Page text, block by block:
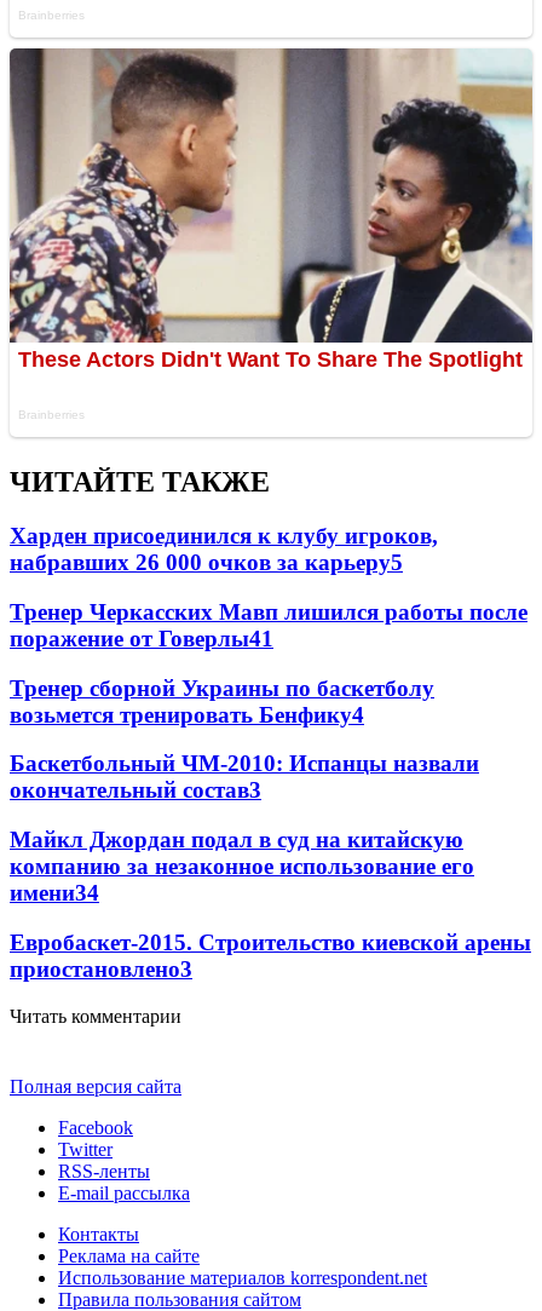
ЧИТАЙТЕ ТАКЖЕ
Харден присоединился к клубу игроков,
набравших 26 000 очков за карьеру5
Тренер Черкасских Мавп лишился работы после
поражение от Говерлы41
Тренер сборной Украины по баскетболу
возьмется тренировать Бенфику4
Баскетбольный ЧМ-2010: Испанцы назвали
окончательный состав3
Майкл Джордан подал в суд на китайскую
компанию за незаконное использование его
имени34
Евробаскет-2015. Строительство киевской арены
приостановлено3
Читать комментарии
Полная версия сайта
Facebook
Twitter
RSS-ленты
E-mail рассылка
Контакты
Реклама на сайте
Использование материалов korrespondent.net
Правила пользования сайтом